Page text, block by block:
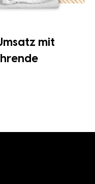
mit